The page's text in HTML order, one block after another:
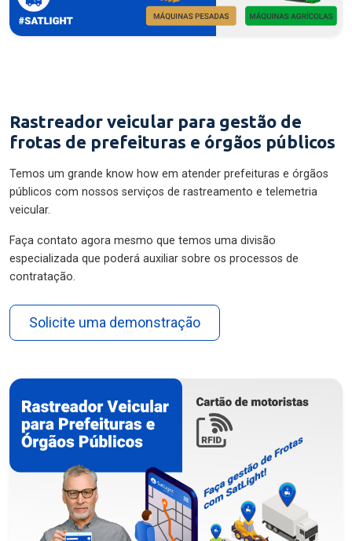
Rastreador veicular para gestão de
frotas de prefeituras e órgãos públicos
Temos um grande know how em atender prefeituras e órgãos
públicos com nossos serviços de rastreamento e telemetria
veicular.
Faça contato agora mesmo que temos uma divisão
especializada que poderá auxiliar sobre os processos de
contratação.
Solicite uma demonstração